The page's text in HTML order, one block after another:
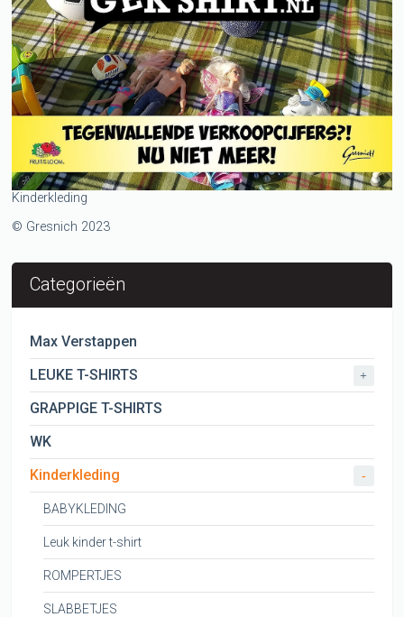
Kinderkleding
© Gresnich 2023
Categorieën
Max Verstappen
LEUKE T-SHIRTS
+
GRAPPIGE T-SHIRTS
WK
Kinderkleding
-
BABYKLEDING
Leuk kinder t-shirt
ROMPERTJES
SLABBETJES